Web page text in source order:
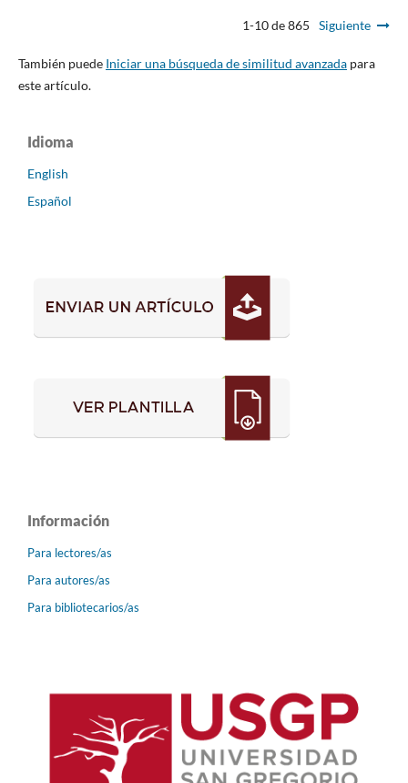
1-10 de 865 Siguiente
También puede Iniciar una búsqueda de similitud avanzadapara
este artículo.
Idioma
English
Español
Información
Para lectores/as
Para autores/as
Para bibliotecarios/as